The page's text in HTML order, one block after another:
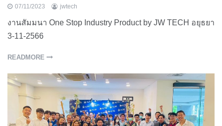
07/11/2023 jwtech
งานสัมมนา One Stop Industry Product by JW TECH อยุธยา
3-11-2566
READMORE